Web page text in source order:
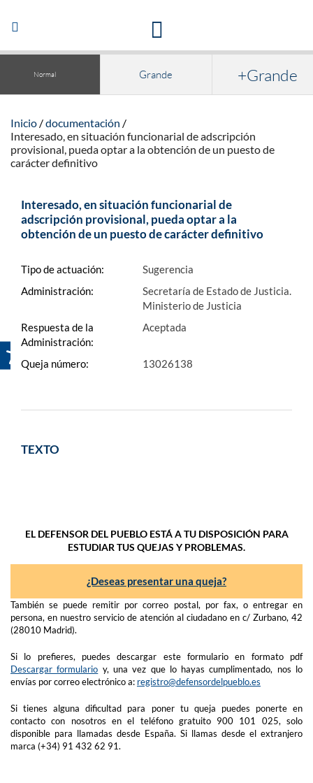
Abrir/Cerrar
navegación
Normal Grande +Grande
Inicio
documentación
Interesado, en situación funcionarial de adscripción
provisional, pueda optar a la obtención de un puesto de
carácter definitivo
Interesado, en situación funcionarial de
adscripción provisional, pueda optar a la
obtención de un puesto de carácter definitivo
Tipo de actuación:
Sugerencia
Administración:
Secretaría de Estado de Justicia.
Ministerio de Justicia
Respuesta de la
Administración:
Aceptada
Queja número: 13026138
TEXTO
EL DEFENSOR DEL PUEBLO ESTÁ A TU DISPOSICIÓN PARA
ESTUDIAR TUS QUEJAS Y PROBLEMAS.
¿Deseas presentar una queja?
También se puede remitir por correo postal, por fax, o entregar en
persona, en nuestro servicio de atención al ciudadano en c/ Zurbano, 42
(28010 Madrid).
Si lo prefieres, puedes descargar este formulario en formato pdf
Descargar formulario y, una vez que lo hayas cumplimentado, nos lo
envías por correo electrónico a: registro@defensordelpueblo.es
Si tienes alguna dificultad para poner tu queja puedes ponerte en
contacto con nosotros en el teléfono gratuito 900 101 025, solo
disponible para llamadas desde España. Si llamas desde el extranjero
marca (+34) 91 432 62 91.